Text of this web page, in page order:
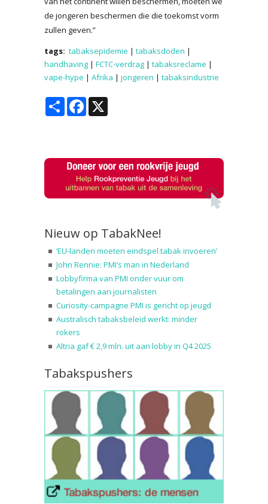
de jongeren beschermen die die toekomst vorm
zullen geven.”
tags: tabaksepidemie | tabaksdoden |
handhaving | FCTC-verdrag | tabaksreclame |
vape-hype | Afrika | jongeren | tabaksindustrie
Share Facebook
Nieuw op TabakNee!
‘EU-landen moeten eindspel tabak invoeren’
John Rennie: PMI’s man in Nederland
Lobbyfirma van PMI onder vuur om
betalingen aan journalisten
Curiosity-campagne PMI is gericht op jeugd
Australisch tabaksbeleid werkt: minder
rokers
Altria gaf € 2,9 mln. uit aan lobby in Q4 2025
Tabakspushers